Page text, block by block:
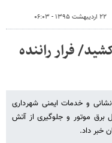
۲۲ اردیبهشت ۱۳۹۵ - ۰۶:۰۳
فرار راننده
و خدمات ایمنی شهرداری
برق موتور و جلوگیری از آتش
خبر داد.